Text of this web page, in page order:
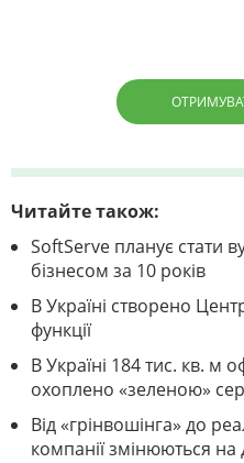
Читайте також:
SoftServe планує стати
бізнесом за 10 років
В Україні створено
функції
В Україні 184 тис. кв. м
охоплено «зеленою»
Від «грінвошінга» до
компанії змінюються